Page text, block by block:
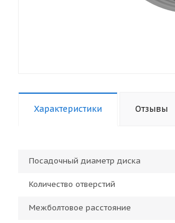
Характеристики Отзывы
Посадочный диаметр диска
Количество отверстий
Межболтовое расстояние